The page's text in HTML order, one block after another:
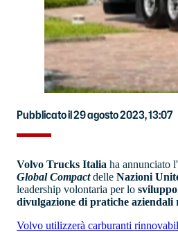
Pubblicato il 29 agosto 2023, 13:07
Volvo Trucks Italia ha annunciato
Global Compactdelle Nazioni
leadership volontaria per lo sviluppo
divulgazione di pratiche aziendali
Volvo utilizzerà carburanti